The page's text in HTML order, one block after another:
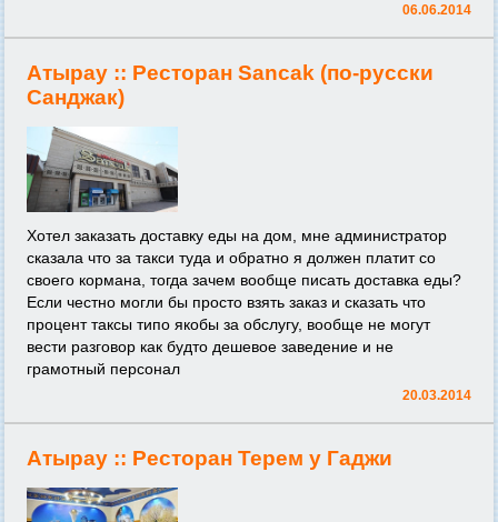
06.06.2014
Атырау :: Ресторан Sancak (по-русски
Санджак)
Хотел заказать доставку еды на дом, мне администратор
сказала что за такси туда и обратно я должен платит со
своего кормана, тогда зачем вообще писать доставка еды?
Если честно могли бы просто взять заказ и сказать что
процент таксы типо якобы за обслугу, вообще не могут
вести разговор как будто дешевое заведение и не
грамотный персонал
20.03.2014
Атырау :: Ресторан Терем у Гаджи